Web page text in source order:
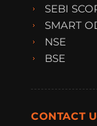
SEBI
SMART
NSE
BSE
CONTACT